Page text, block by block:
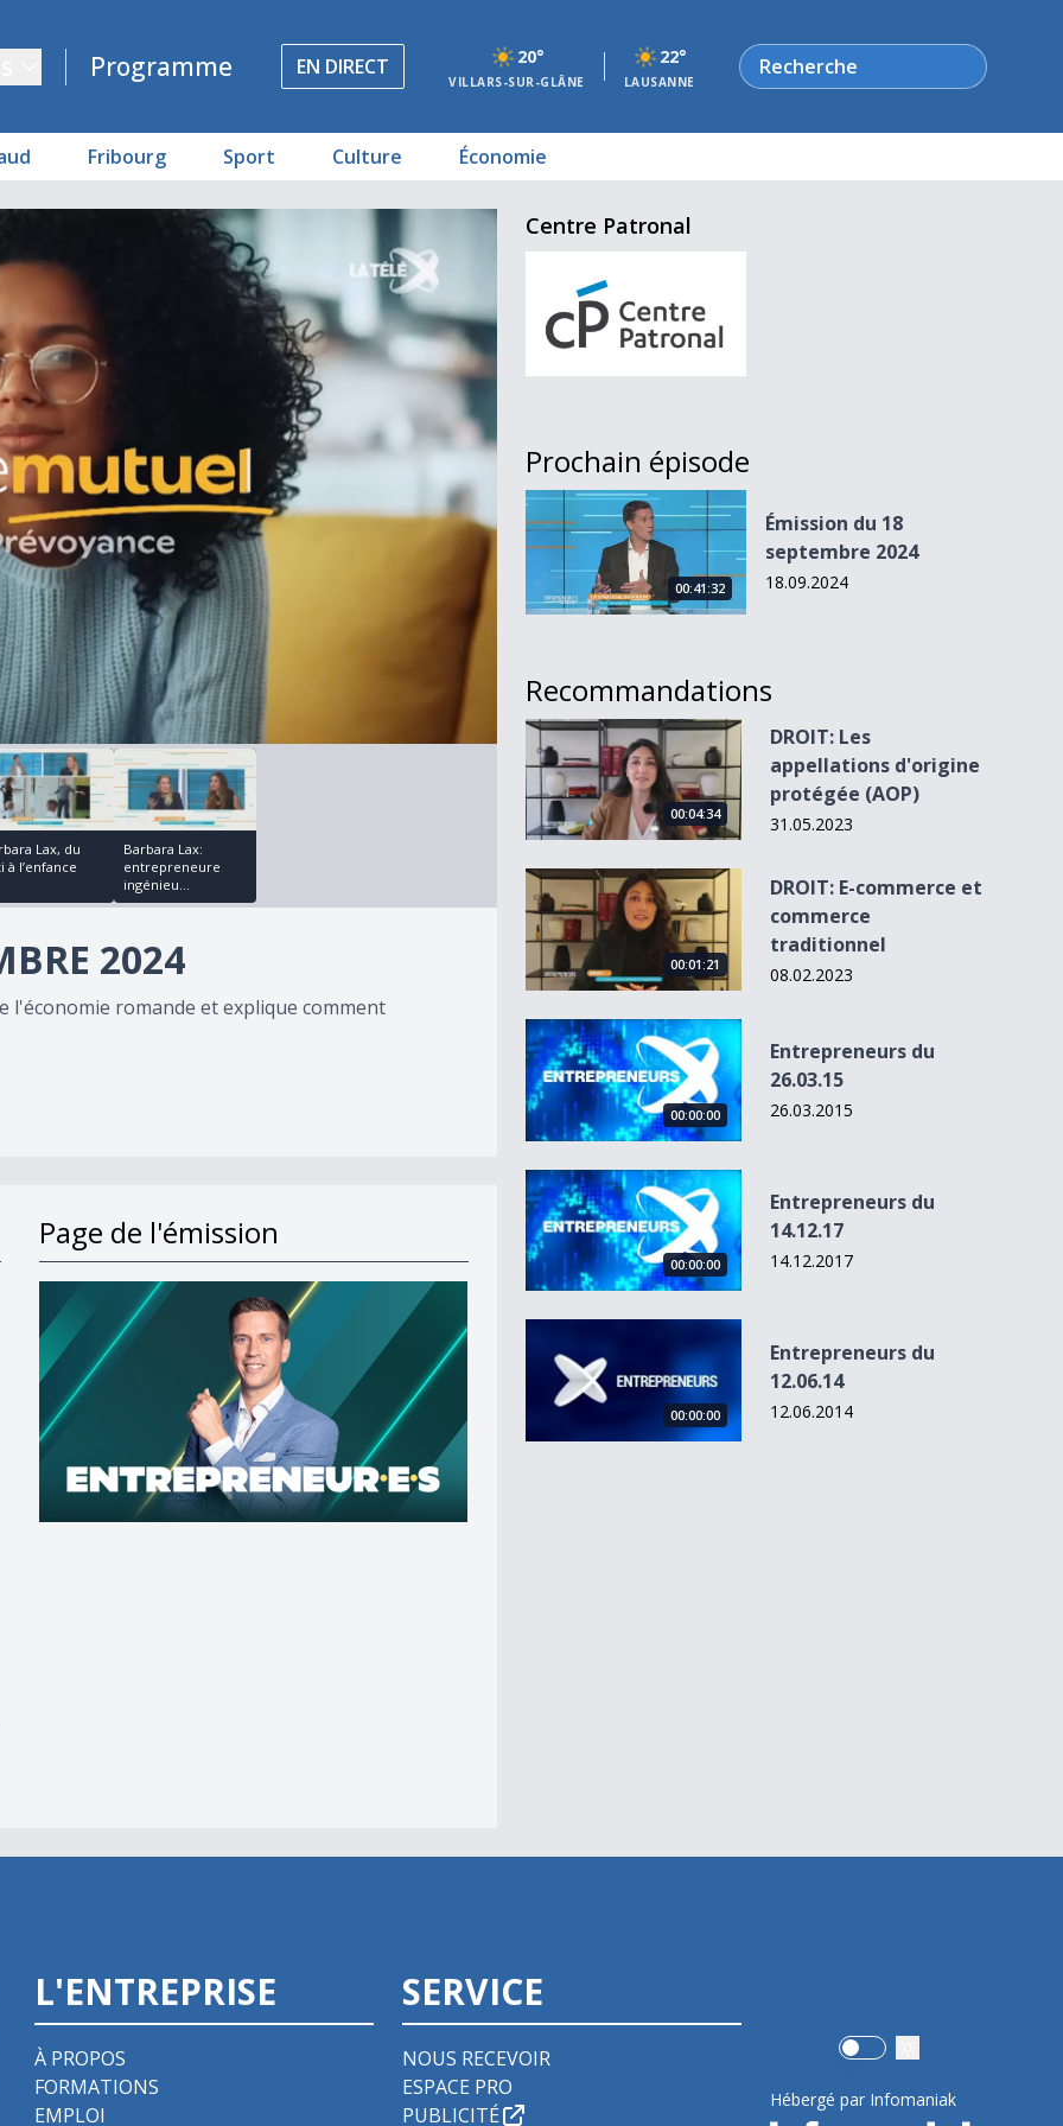
Programme EN DIRECT 20°
VILLARS-SUR-GLÂNE
22°
LAUSANNE
Rechercher
Fribourg Sport Culture Économie
Lax, du
à l’enfance
00:10:53
Barbara Lax:
entrepreneure
ingénieu...
2024
l'économie romande et explique comment
Page de l'émission
Centre Patronal
Prochain épisode
Émission du 18 septembre 2024
00:41:32
Émission du 18
septembre 2024
18.09.2024
Recommandations
DROIT: Les appellations d&#039;origine protégée (AOP)
00:04:34
DROIT: Les
appellations d'origine
protégée (AOP)
31.05.2023
DROIT: E-commerce et commerce traditionnel
00:01:21
DROIT: E-commerce et
commerce
traditionnel
08.02.2023
Entrepreneurs du 26.03.15
00:00:00
Entrepreneurs du
26.03.15
26.03.2015
Entrepreneurs du 14.12.17
00:00:00
Entrepreneurs du
14.12.17
14.12.2017
Entrepreneurs du 12.06.14
00:00:00
Entrepreneurs du
12.06.14
12.06.2014
L'ENTREPRISE
À PROPOS
FORMATIONS
EMPLOI
SERVICE
NOUS RECEVOIR
ESPACE PRO
PUBLICITÉ
Use setting
Hébergé par Infomaniak